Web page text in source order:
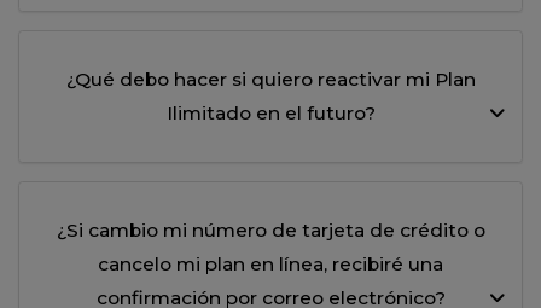
¿Qué debo hacer si quiero reactivar mi Plan
Ilimitado en el futuro?
¿Si cambio mi número de tarjeta de crédito o
cancelo mi plan en línea, recibiré una
confirmación por correo electrónico?